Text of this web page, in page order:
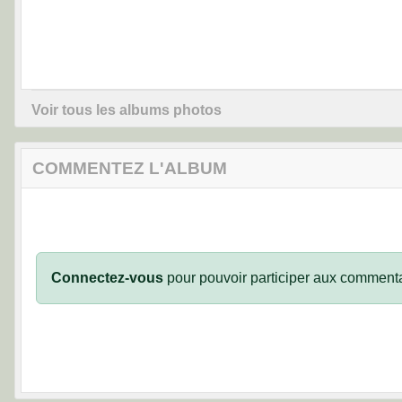
Voir tous les albums photos
COMMENTEZ L'ALBUM
Connectez-vous pour pouvoir participer aux